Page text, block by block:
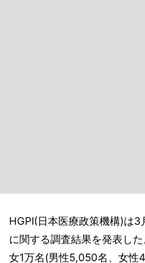
HGPI(日本医療政策機構)は3
に関する調査結果を発表し
女1万名(男性5,050名、女性